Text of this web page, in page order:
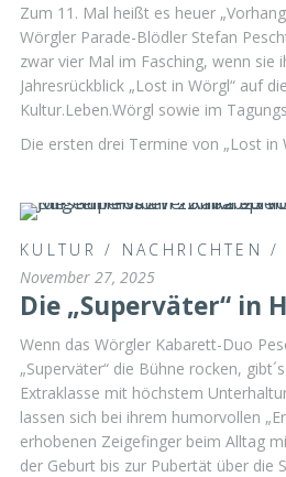
Zum 11. Mal heißt es heuer
Wörgler Parade-Blödler Stefan
zwar vier Mal im Fasching, wenn sie
Jahresrückblick „Lost in Wörgl“ auf
Kultur.Leben.Wörgl sowie im
Die ersten drei Termine von „Lost in
KULTUR / NACHRICHTEN
November 27, 2025
Die „Superväter“ in
Wenn das Wörgler Kabarett-Duo
„Superväter“ die Bühne rocken,
Extraklasse mit höchstem
lassen sich bei ihrem humorvollen
erhobenen Zeigefinger beim Alltag
der Geburt bis zur Pubertät über die